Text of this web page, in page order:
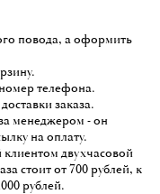
повода, а оформить
телефона.
заказа.
менеджером - он
на оплату.
двухчасовой
стоит от 700 рублей, к
рублей.